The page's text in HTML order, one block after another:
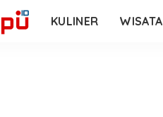
KULINER WISATA